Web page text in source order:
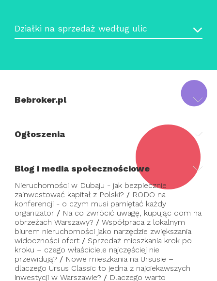
Działki na sprzedaż według ulic
Bebroker.pl
Ogłoszenia
Blog i media społecznościowe
Nieruchomości w Dubaju - jak bezpiecznie
zainwestować kapitał z Polski? / RODO na
konferencji - o czym musi pamiętać każdy
organizator / Na co zwrócić uwagę, kupując dom na
obrzeżach Warszawy? / Współpraca z lokalnym
biurem nieruchomości jako narzędzie zwiększania
widoczności ofert / Sprzedaż mieszkania krok po
kroku – czego właściciele najczęściej nie
przewidują? / Nowe mieszkania na Ursusie –
dlaczego Ursus Classic to jedna z najciekawszych
inwestycji w Warszawie? / Dlaczego warto